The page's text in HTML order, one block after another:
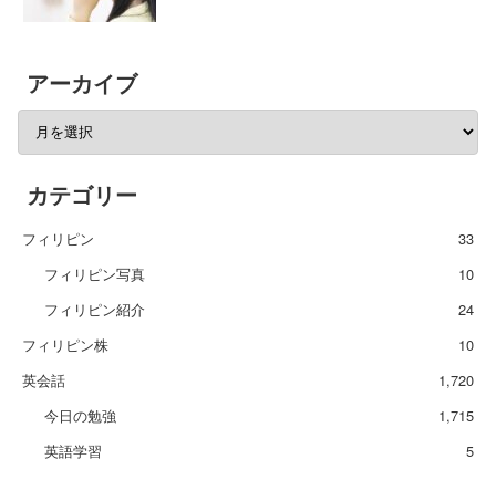
アーカイブ
カテゴリー
フィリピン
33
フィリピン写真
10
フィリピン紹介
24
フィリピン株
10
英会話
1,720
今日の勉強
1,715
英語学習
5